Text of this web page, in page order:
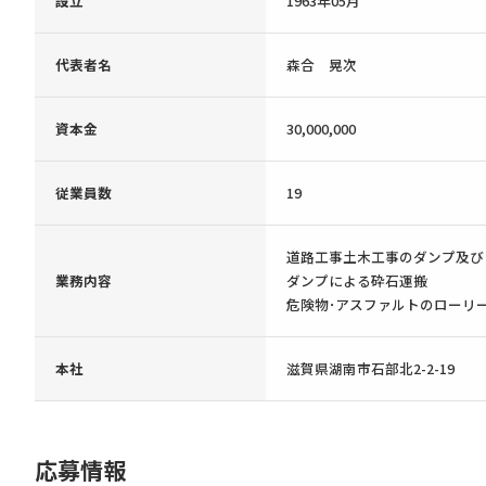
代表者名 森合 晃次
資本金 30,000,000
従業員数 19
業務内容
道路工事土木工事のダンプ及
ダンプによる砕石運搬
危険物･アスファルトのローリ
本社 滋賀県湖南市石部北2-2-19
応募情報